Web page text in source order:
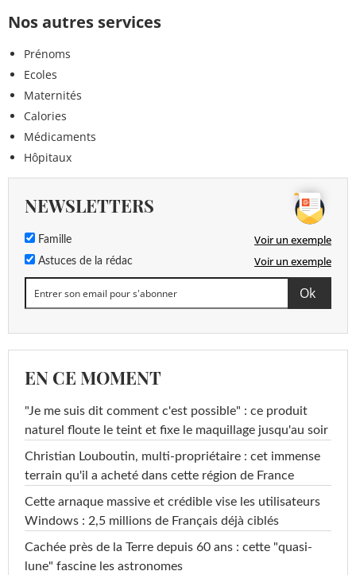
Nos autres services
Prénoms
Ecoles
Maternités
Calories
Médicaments
Hôpitaux
NEWSLETTERS
Famille Voir un exemple
Astuces de la rédac Voir un exemple
EN CE MOMENT
"Je me suis dit comment c'est possible" : ce produit
naturel floute le teint et fixe le maquillage jusqu'au soir
Christian Louboutin, multi-propriétaire : cet immense
terrain qu'il a acheté dans cette région de France
Cette arnaque massive et crédible vise les utilisateurs
Windows : 2,5 millions de Français déjà ciblés
Cachée près de la Terre depuis 60 ans : cette "quasi-
lune" fascine les astronomes